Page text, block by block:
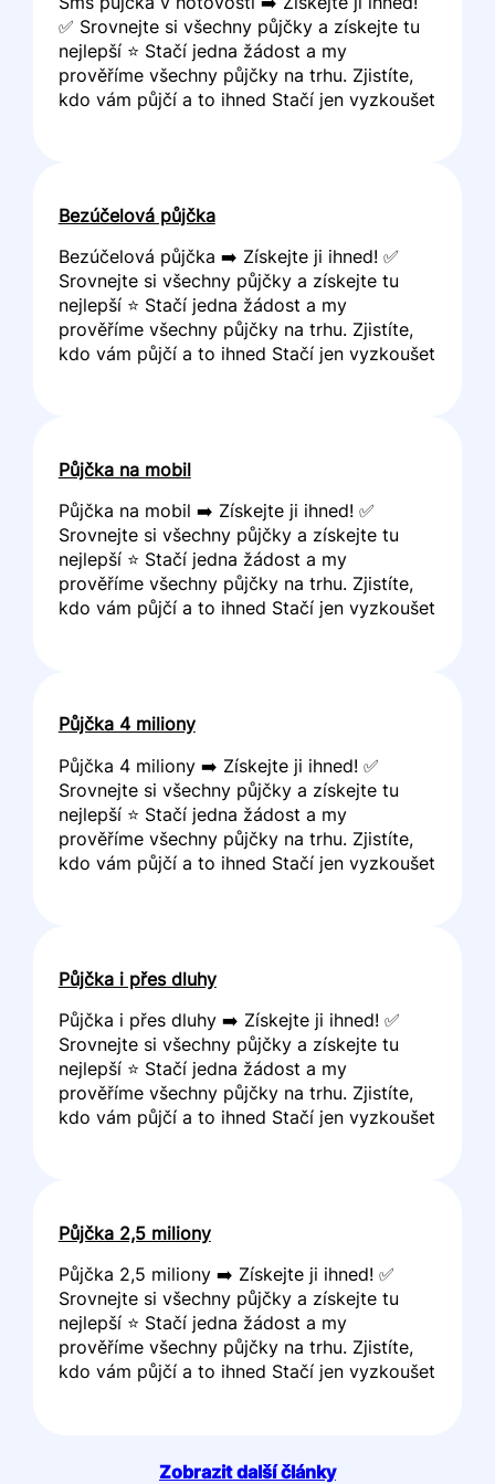
✅ Srovnejte si všechny půjčky a získejte tu
nejlepší ⭐ Stačí jedna žádost a my
prověříme všechny půjčky na trhu. Zjistíte,
kdo vám půjčí a to ihned Stačí jen vyzkoušet
Bezúčelová půjčka
Bezúčelová půjčka ➡️ Získejte ji ihned! ✅
Srovnejte si všechny půjčky a získejte tu
nejlepší ⭐ Stačí jedna žádost a my
prověříme všechny půjčky na trhu. Zjistíte,
kdo vám půjčí a to ihned Stačí jen vyzkoušet
Půjčka na mobil
Půjčka na mobil ➡️ Získejte ji ihned! ✅
Srovnejte si všechny půjčky a získejte tu
nejlepší ⭐ Stačí jedna žádost a my
prověříme všechny půjčky na trhu. Zjistíte,
kdo vám půjčí a to ihned Stačí jen vyzkoušet
Půjčka 4 miliony
Půjčka 4 miliony ➡️ Získejte ji ihned! ✅
Srovnejte si všechny půjčky a získejte tu
nejlepší ⭐ Stačí jedna žádost a my
prověříme všechny půjčky na trhu. Zjistíte,
kdo vám půjčí a to ihned Stačí jen vyzkoušet
Půjčka i přes dluhy
Půjčka i přes dluhy ➡️ Získejte ji ihned! ✅
Srovnejte si všechny půjčky a získejte tu
nejlepší ⭐ Stačí jedna žádost a my
prověříme všechny půjčky na trhu. Zjistíte,
kdo vám půjčí a to ihned Stačí jen vyzkoušet
Půjčka 2,5 miliony
Půjčka 2,5 miliony ➡️ Získejte ji ihned! ✅
Srovnejte si všechny půjčky a získejte tu
nejlepší ⭐ Stačí jedna žádost a my
prověříme všechny půjčky na trhu. Zjistíte,
kdo vám půjčí a to ihned Stačí jen vyzkoušet
Zobrazit další články